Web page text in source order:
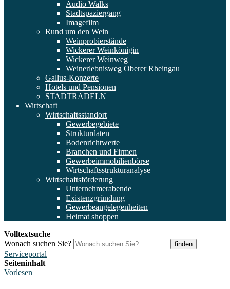
Audio Walks
Stadtspaziergang
Imagefilm
Rund um den Wein
Weinprobierstände
Wickerer Weinkönigin
Wickerer Weinweg
Weinerlebnisweg Oberer Rheingau
Gallus-Konzerte
Hotels und Pensionen
STADTRADELN
Wirtschaft
Wirtschaftsstandort
Gewerbegebiete
Strukturdaten
Bodenrichtwerte
Branchen und Firmen
Gewerbeimmobilienbörse
Wirtschaftsstrukturanalyse
Wirtschaftsförderung
Unternehmerabende
Existenzgründung
Gewerbeangelegenheiten
Heimat shoppen
Volltextsuche
Wonach suchen Sie?
finden
Serviceportal
Seiteninhalt
Vorlesen